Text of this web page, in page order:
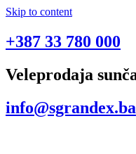
Skip to content
+387 33 780 000
Veleprodaja
info@sgrandex.ba